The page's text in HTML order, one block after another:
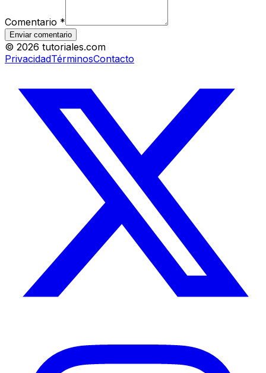
Comentario *
Enviar comentario
© 2026 tutoriales.com
PrivacidadTérminosContacto